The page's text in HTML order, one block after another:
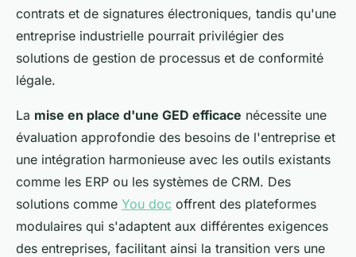
contrats et de signatures électroniques, tandis qu'une
entreprise industrielle pourrait privilégier des
solutions de gestion de processus et de conformité
légale.
La mise en place d'une GED efficace nécessite une
évaluation approfondie des besoins de l'entreprise et
une intégration harmonieuse avec les outils existants
comme les ERP ou les systèmes de CRM. Des
solutions comme You doc offrent des plateformes
modulaires qui s'adaptent aux différentes exigences
des entreprises, facilitant ainsi la transition vers une